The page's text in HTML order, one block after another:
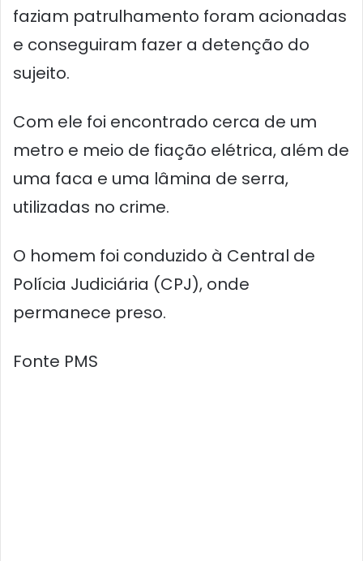
faziam patrulhamento foram acionadas
e conseguiram fazer a detenção do
sujeito.
Com ele foi encontrado cerca de um
metro e meio de fiação elétrica, além de
uma faca e uma lâmina de serra,
utilizadas no crime.
O homem foi conduzido à Central de
Polícia Judiciária (CPJ), onde
permanece preso.
Fonte PMS